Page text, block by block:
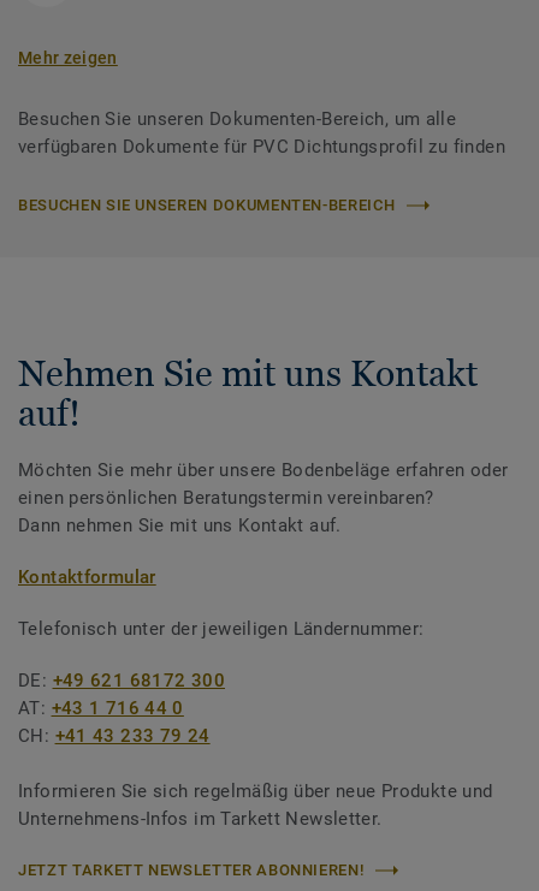
Mehr zeigen
Besuchen Sie unseren Dokumenten-Bereich, um alle
verfügbaren Dokumente für PVC Dichtungsprofil zu finden
BESUCHEN SIE UNSEREN DOKUMENTEN-BEREICH
Nehmen Sie mit uns Kontakt
auf!
Möchten Sie mehr über unsere Bodenbeläge erfahren oder
einen persönlichen Beratungstermin vereinbaren?
Dann nehmen Sie mit uns Kontakt auf.
Kontaktformular
Telefonisch unter der jeweiligen Ländernummer:
DE: +49 621 68172 300
AT: +43 1 716 44 0
CH: +41 43 233 79 24
Informieren Sie sich regelmäßig über neue Produkte und
Unternehmens-Infos im Tarkett Newsletter.
JETZT TARKETT NEWSLETTER ABONNIEREN!